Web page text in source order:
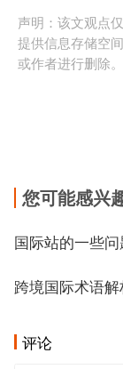
声明：该文观点
提供信息存储空
或作者进行删除。
您可能感兴
国际站的一些问
跨境国际术语
评论